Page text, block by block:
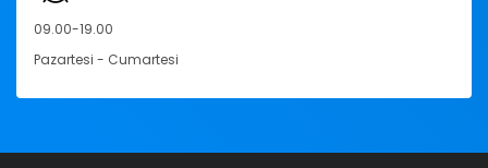
09.00-19.00
Pazartesi - Cumartesi